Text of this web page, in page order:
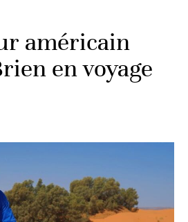
américain
en voyage